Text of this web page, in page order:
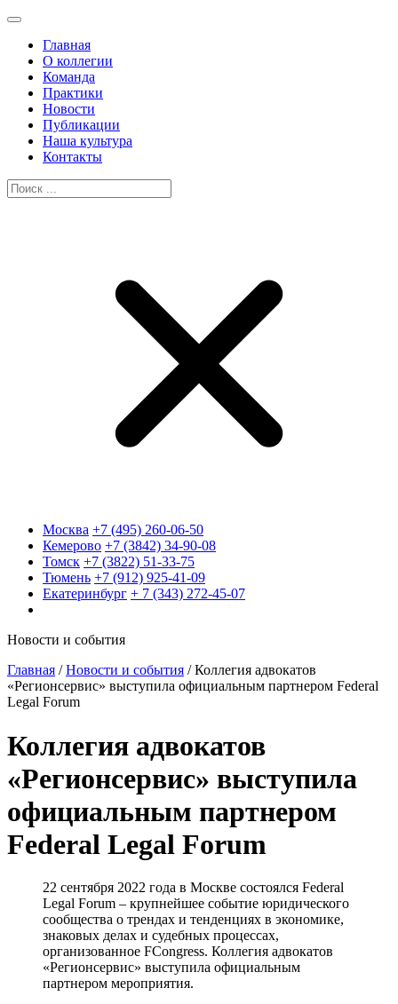
Главная
О коллегии
Команда
Практики
Новости
Публикации
Наша культура
Контакты
Москва +7 (495) 260-06-50
Кемерово +7 (3842) 34-90-08
Томск +7 (3822) 51-33-75
Тюмень +7 (912) 925-41-09
Екатеринбург + 7 (343) 272-45-07
Новости и события
Главная /Новости и события /Коллегия адвокатов
«Регионсервис» выступила официальным партнером Federal
Legal Forum
Коллегия адвокатов
«Регионсервис» выступила
официальным партнером
Federal Legal Forum
22 сентября 2022 года в Москве состоялся Federal
Legal Forum – крупнейшее событие юридического
сообщества о трендах и тенденциях в экономике,
знаковых делах и судебных процессах,
организованное FCongress. Коллегия адвокатов
«Регионсервис» выступила официальным
партнером мероприятия.